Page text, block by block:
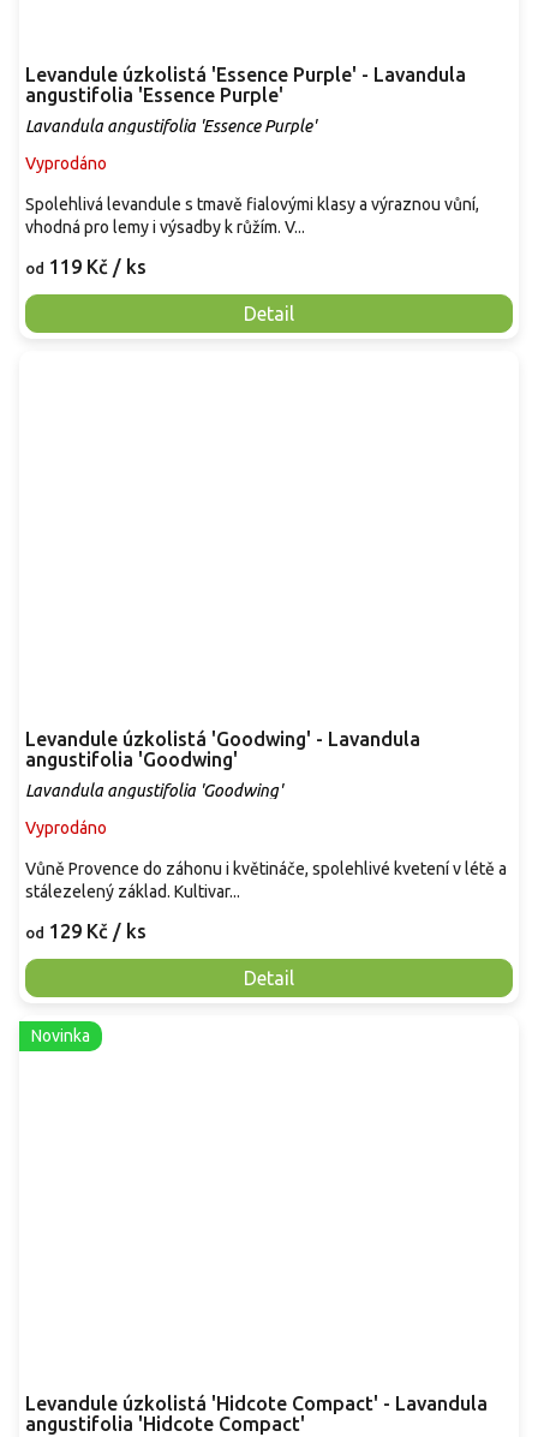
Levandule úzkolistá 'Essence Purple' - Lavandula
angustifolia 'Essence Purple'
Lavandula angustifolia 'Essence Purple'
Vyprodáno
od 119 Kč / ks
Detail
Spolehlivá levandule s tmavě fialovými klasy a výraznou vůní,
vhodná pro lemy i výsadby k růžím. V...
Levandule úzkolistá 'Goodwing' - Lavandula
angustifolia 'Goodwing'
Lavandula angustifolia 'Goodwing'
Vyprodáno
od 129 Kč / ks
Detail
Vůně Provence do záhonu i květináče, spolehlivé kvetení v létě a
stálezelený základ. Kultivar...
Novinka
Levandule úzkolistá 'Hidcote Compact' - Lavandula
angustifolia 'Hidcote Compact'